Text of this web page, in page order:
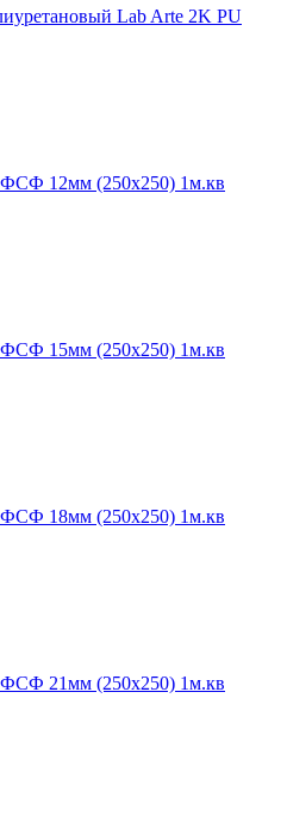
Lab Arte 2K PU
ФСФ 12мм (250х250) 1м.кв
ФСФ 15мм (250х250) 1м.кв
ФСФ 18мм (250х250) 1м.кв
ФСФ 21мм (250х250) 1м.кв